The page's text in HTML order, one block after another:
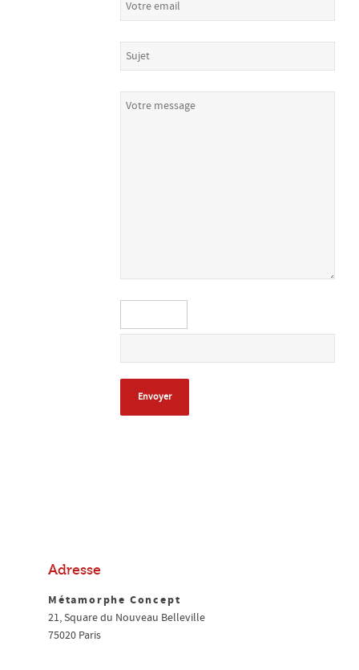
Adresse
Métamorphe Concept
21, Square du Nouveau Belleville
75020 Paris